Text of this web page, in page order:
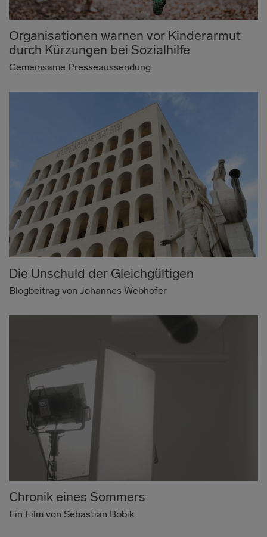
Organisationen warnen vor Kinderarmut
durch Kürzungen bei Sozialhilfe
Gemeinsame Presseaussendung
Die Unschuld der Gleichgültigen
Blogbeitrag von Johannes Webhofer
Chronik eines Sommers
Ein Film von Sebastian Bobik